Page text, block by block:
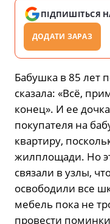
ПІДПИШІТЬСЯ
ДОДАТИ ЗАРАЗ
Бабушка в 85 лет
сказала: «Всё,
конец». И ее
покупателя на
квартиру,
жилплощади. Но
связали в узлы,
освободили все
мебель пока не
провести